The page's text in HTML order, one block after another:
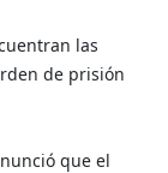
las
de prisión
que el